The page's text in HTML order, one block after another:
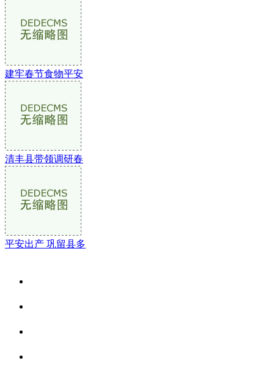
建牢春节食物平安
清丰县带领调研春
平安出产 巩留县多